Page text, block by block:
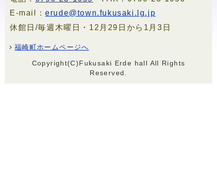
E-mail：erude@town.fukusaki.lg.jp
休館日/毎週木曜日・12月29日から1月3日
福崎町ホームページへ
Copyright(C)Fukusaki Erde hall All Rights
Reserved.